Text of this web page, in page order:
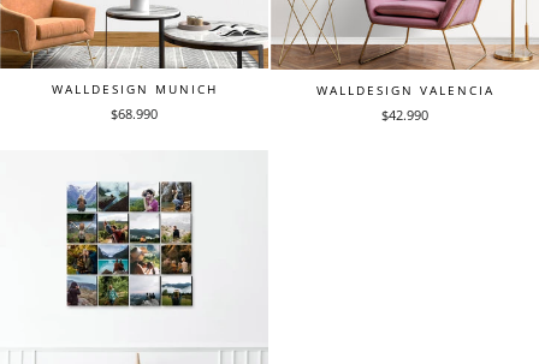
WALLDESIGN MUNICH
$68.990
WALLDESIGN VALENCIA
$42.990